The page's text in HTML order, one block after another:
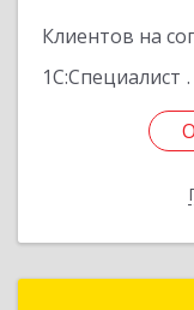
Клиентов на
1С:Специалист